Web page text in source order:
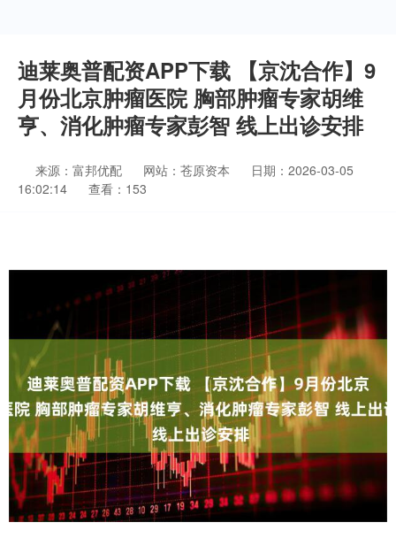
迪莱奥普配资APP下载 【京沈合作】9
月份北京肿瘤医院 胸部肿瘤专家胡维
亨、消化肿瘤专家彭智 线上出诊安排
来源：富邦优配 网站：苍原资本
日期：2026-03-05
16:02:14
查看：153